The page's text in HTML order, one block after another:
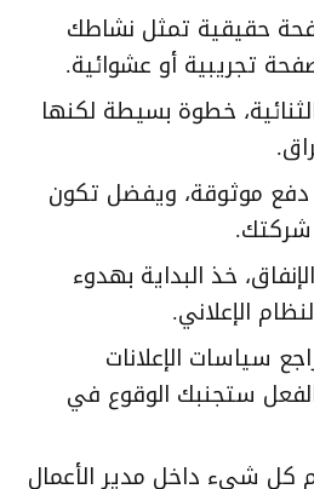
حقيقية تمثل نشاطك
تجريبية أو عشوائية.
خطوة بسيطة لكنها
موثوقة، ويفضل تكون
خذ البداية بهدوء
الإعلاني.
سياسات الإعلانات
ستجنبك الوقوع في
كل شيء داخل مدير الأعمال